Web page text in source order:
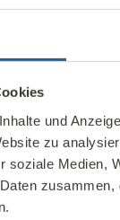
und
zu
soziale Medien,
Möglichkeiten
Bauen